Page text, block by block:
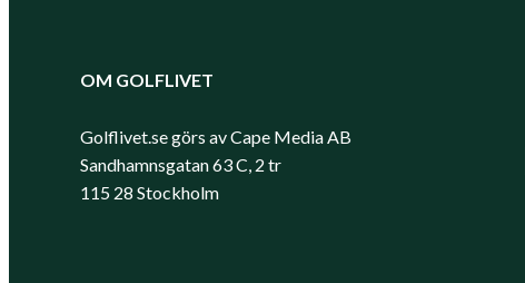
OM GOLFLIVET
Golflivet.se görs av Cape Media AB
Sandhamnsgatan 63 C, 2 tr
115 28 Stockholm